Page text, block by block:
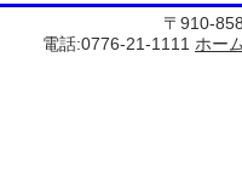
〒910-
電話:0776-21-1111 ホー